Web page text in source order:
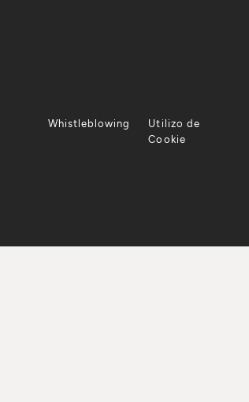
Whistleblowing
Utilizo de
Cookie